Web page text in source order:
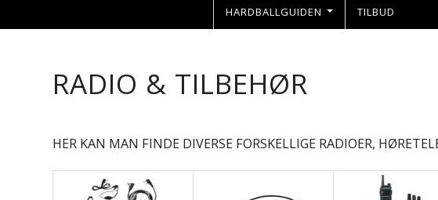
HARDBALLGUIDEN TILBUD
RADIO & TILBEHØR
HER KAN MAN FINDE DIVERSE FORSKELLIGE RADIOER,